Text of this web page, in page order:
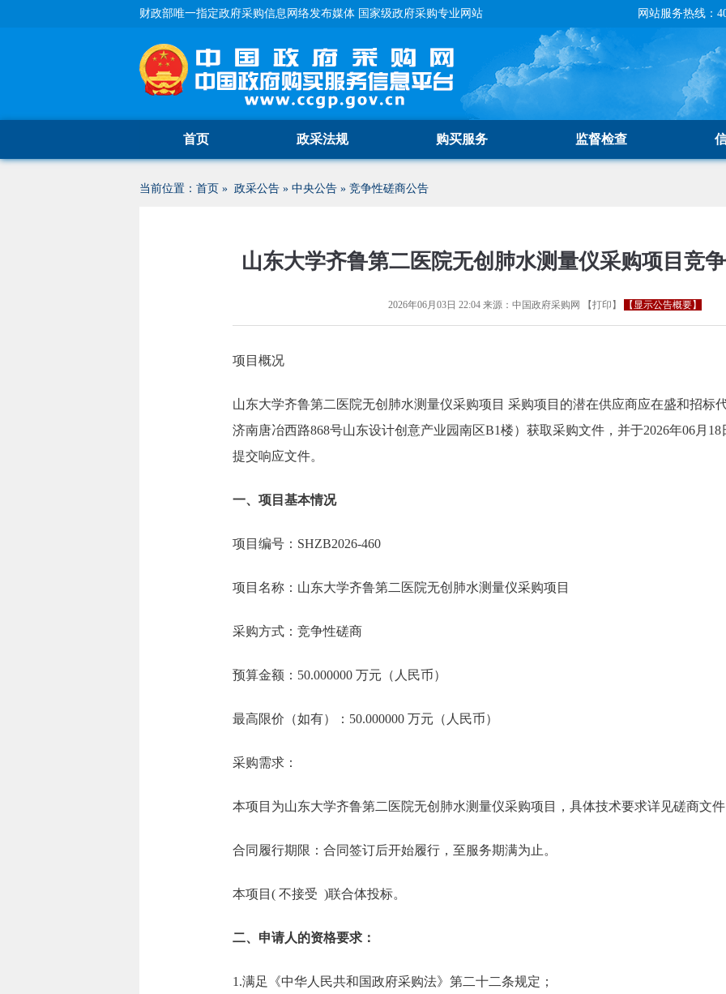
财政部唯一指定政府采购信息网络发布媒体 国家级政府采购专业网站 网站服务热线：
首页 政采法规 购买服务 监督检查
当前位置： 首页 » 政采公告 » 中央公告 » 竞争性磋商公告
山东大学齐鲁第二医院无创肺水测量仪采购项目竞
2026年06月03日 22:04来源： 中国政府采购网 【打印 】 【显示公告概要】
项目概况
山东大学齐鲁第二医院无创肺水测量仪采购项目 采购项目的潜在供应商应在盛和招标
济南唐冶西路868号山东设计创意产业园南区B1楼）获取采购文件，并于2026年06月
提交响应文件。
一、项目基本情况
项目编号：SHZB2026-460
项目名称：山东大学齐鲁第二医院无创肺水测量仪采购项目
采购方式：竞争性磋商
预算金额：50.000000 万元（人民币）
最高限价（如有）：50.000000 万元（人民币）
采购需求：
本项目为山东大学齐鲁第二医院无创肺水测量仪采购项目，具体技术要求详见磋商文
合同履行期限：合同签订后开始履行，至服务期满为止。
本项目( 不接受 )联合体投标。
二、申请人的资格要求：
1.满足《中华人民共和国政府采购法》第二十二条规定；